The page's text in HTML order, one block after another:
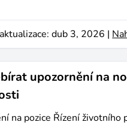
dub 3, 2026 |
upozornění na
na pozice Řízení životního